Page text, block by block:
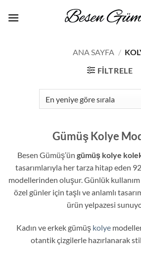
atla
ANA SAYFA /
FILTRELE
Gümüş Kolye
Besen Gümüş’ün gümüş kolye
tasarımlarıyla her tarza hitap eden
modellerinden oluşur. Günlük
özel günler için taşlı ve anlamlı
ürün yelpazesi
Kadın ve erkek gümüş kolye
otantik çizgilerle hazırlanarak